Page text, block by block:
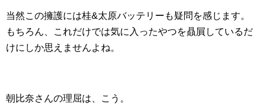
当然この擁護には桂&太原バッテリーも疑問を感じます。
もちろん、これだけでは気に入ったやつを贔屓しているだ
けにしか思えませんよね。
朝比奈さんの理屈は、こう。